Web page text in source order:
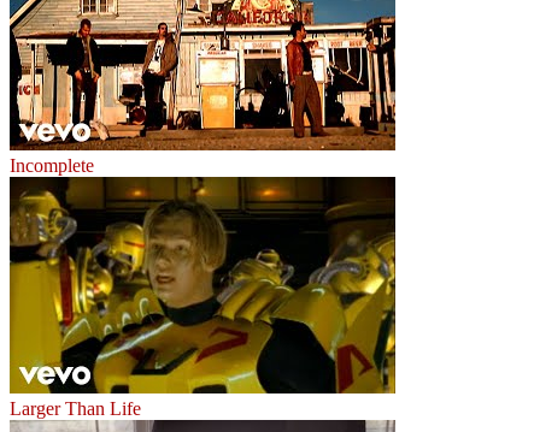
Incomplete
Larger Than Life